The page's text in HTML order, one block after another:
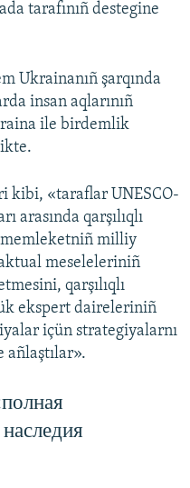
tarafınıñ destegine
Ukrainanıñ şarqında
insan aqlarınıñ
ile birdemlik
kibi, «taraflar UNESCO-
arasında qarşılıqlı
milliy
meseleleriniñ
qarşılıqlı
ekspert daireleriniñ
içün strategiyalarnı
añlaştılar».